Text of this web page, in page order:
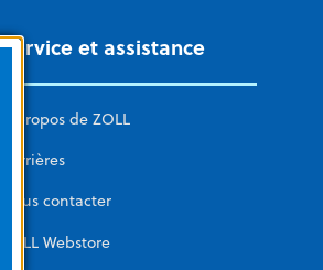
Service et assistance
À propos de ZOLL
Carrières
Nous contacter
ZOLL Webstore